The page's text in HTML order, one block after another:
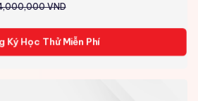
VND
Ký Học Thử Miễn Phí